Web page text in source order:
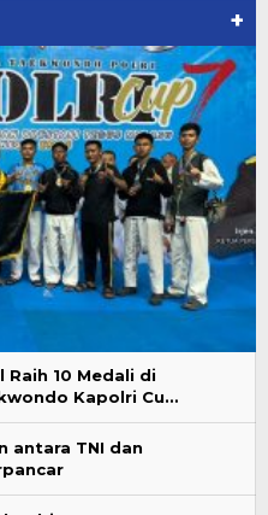
+
10 Medali di
Kapolri Cu…
antara TNI dan